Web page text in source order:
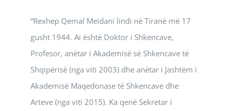
“Rexhep Qemal Meidani lindi në Tiranë më 17
gusht 1944. Ai është Doktor i Shkencave,
Profesor, anëtar i Akademisë së Shkencave të
Shqipërisë (nga viti 2003) dhe anëtar i Jashtëm i
Akademisë Maqedonase të Shkencave dhe
Arteve (nga viti 2015). Ka qenë Sekretar i